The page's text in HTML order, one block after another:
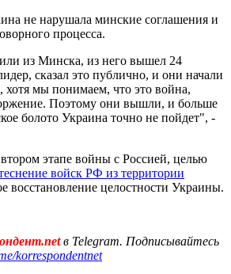
не нарушала минские соглашения и
процесса.
из Минска, из него вышел 24
сказал это публично, и они начали
мы понимаем, что это война,
Поэтому они вышли, и больше
болото Украина точно не пойдет", -
этапе войны с Россией, целью
войск РФ из территории
восстановление целостности Украины.
в Telegram. Подписывайтесь
korrespondentnet